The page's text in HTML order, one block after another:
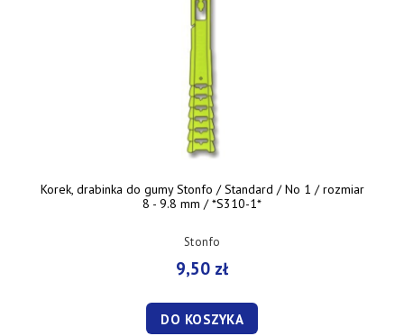
Korek, drabinka do gumy Stonfo / Standard / No 1 / rozmiar
8 - 9.8 mm / *S310-1*
Stonfo
9,50 zł
DO KOSZYKA